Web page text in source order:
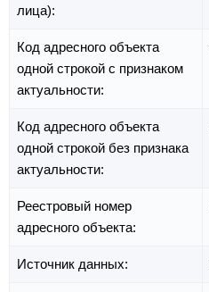
лица):
Код адресного объекта
одной строкой с признаком
актуальности:
Код адресного объекта
одной строкой без признака
актуальности:
Реестровый номер
адресного объекта:
Источник данных: